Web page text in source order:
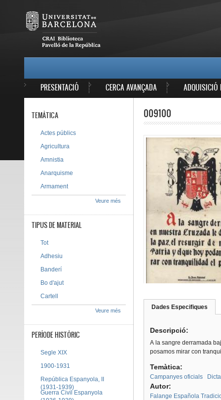
PRESENTACIÓ CERCA AVANÇADA ADQUISICIÓ
009100
Dades Especifiques
Descripció:
A la sangre derramada
posamos mirar con
Temàtica:
Campanyes oficials
Autor:
Falange Española
TEMÀTICA
Actes públics
Agricultura
Amnistia
Anarquisme
Armament
Veure més
TIPUS DE MATERIAL
Tot
Adhesiu
Banderí
Bo d'ajut
Cartell
Veure més
PERÍODE HISTÒRIC
Segle XIX
1900-1931
República Espanyola, II
(1931-1939)
Guerra Civil Espanyola